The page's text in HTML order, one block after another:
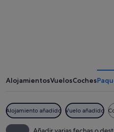
Iberostar
AlojamientosVuelosCoches
Alojamiento añadido Vuelo añadido